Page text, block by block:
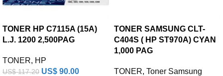
TONER HP C7115A (15A)
L.J. 1200 2,500PAG
TONER, HP
US$117.20 US$ 90.00
TONER SAMSUNG CLT-
C404S ( HP ST970A) CYAN
1,000 PAG
TONER, Toner Samsung